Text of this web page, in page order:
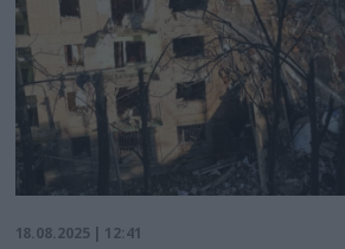
18.08.2025 | 12:41